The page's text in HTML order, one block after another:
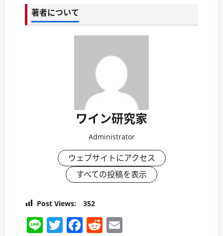
著者について
ワイン研究家
Administrator
ウェブサイトにアクセス
すべての投稿を表示
Post Views: 352
LineTwitter
Facebook
Reddit